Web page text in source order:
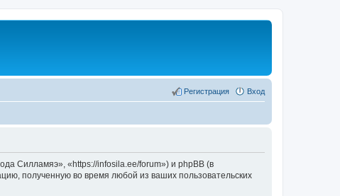
Вход
Регистрация
Силламяэ», «https://infosila.ee/forum») и phpBB (в
полученную во время любой из ваших пользовательских